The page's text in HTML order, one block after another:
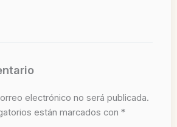
electrónico no será publicada.
están marcados con *